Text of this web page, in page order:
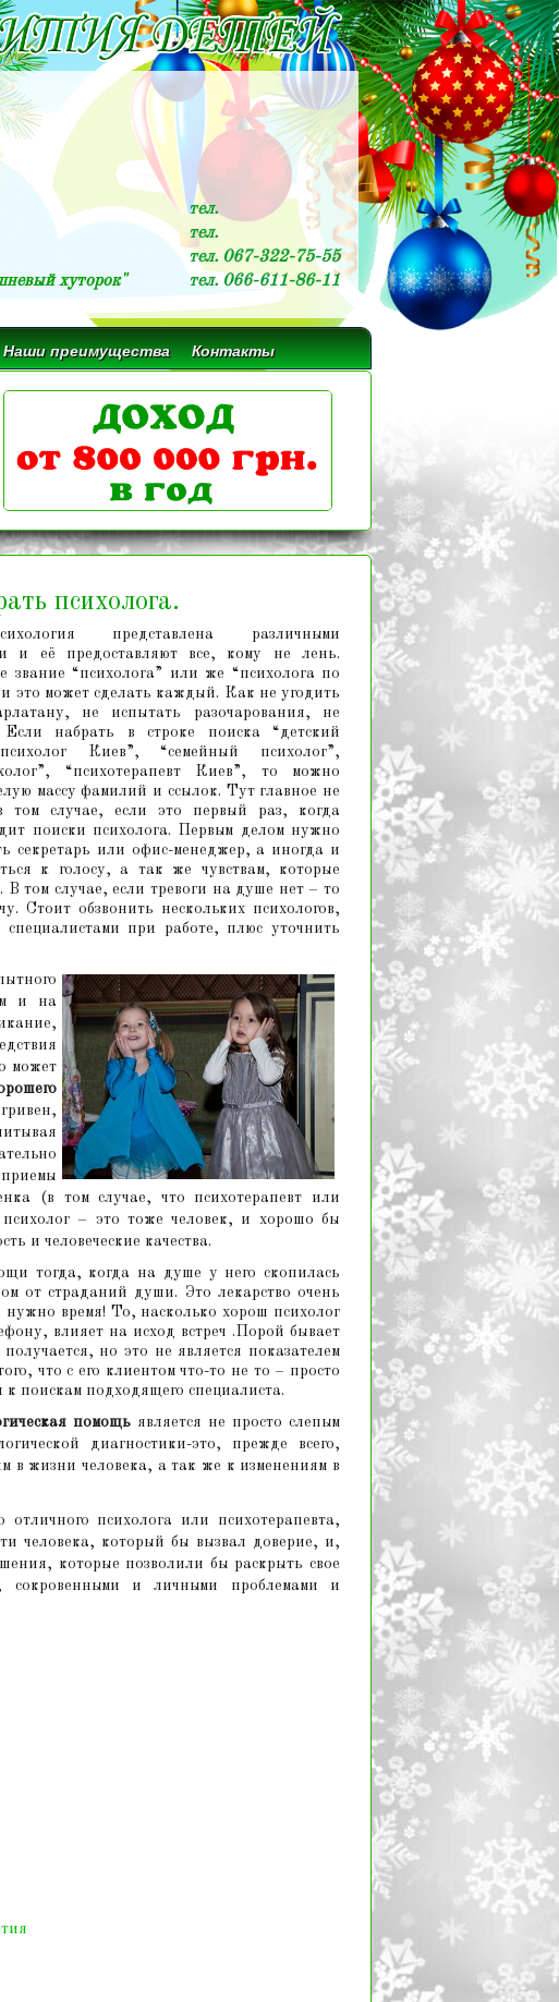
тел.
тел.
тел. 067-322-75-55
хуторок"
тел. 066-611-86-11
Наши преимущества Контакты
психолога.
представлена различными
и её предоставляют все, кому не лень.
звание “психолога” или же “психолога по
это может сделать каждый. Как не угодить
не испытать разочарования, не
Если набрать в строке поиска “детский
Киев”, “семейный психолог”,
“психотерапевт Киев”, то можно
массу фамилий и ссылок. Тут главное не
в том случае, если это первый раз, когда
поиски психолога. Первым делом нужно
секретарь или офис-менеджер, а иногда и
к голосу, а так же чувствам, которые
В том случае, если тревоги на душе нет – то
Стоит обзвонить нескольких психологов,
при работе, плюс уточнить
и на
может
(в том случае, что психотерапевт или
– это тоже человек, и хорошо бы
и человеческие качества.
тогда, когда на душе у него скопилась
от страданий души. Это лекарство очень
время! То, насколько хорош психолог
влияет на исход встреч .Порой бывает
но это не является показателем
что с его клиентом что-то не то – просто
поискам подходящего специалиста.
помощьявляется не просто слепым
диагностики-это, прежде всего,
в жизни человека, а так же к изменениям в
психолога или психотерапевта,
человека, который бы вызвал доверие, и,
которые позволили бы раскрыть свое
сокровенными и личными проблемами и